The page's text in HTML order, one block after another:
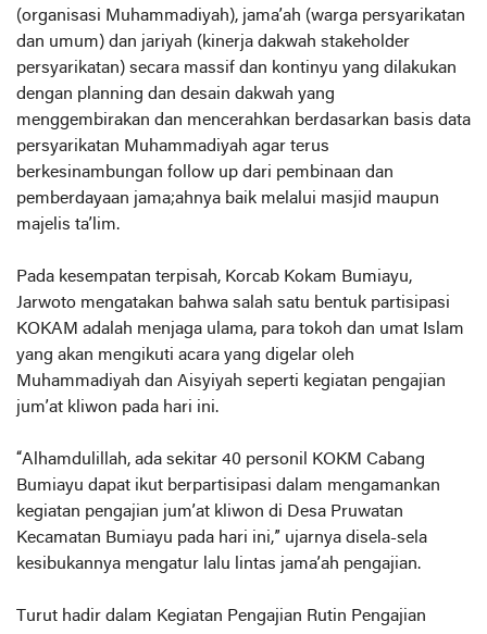
(organisasi Muhammadiyah), jama’ah (warga persyarikatan
dan umum) dan jariyah (kinerja dakwah stakeholder
persyarikatan) secara massif dan kontinyu yang dilakukan
dengan planning dan desain dakwah yang
menggembirakan dan mencerahkan berdasarkan basis data
persyarikatan Muhammadiyah agar terus
berkesinambungan follow up dari pembinaan dan
pemberdayaan jama;ahnya baik melalui masjid maupun
majelis ta’lim.
Pada kesempatan terpisah, Korcab Kokam Bumiayu,
Jarwoto mengatakan bahwa salah satu bentuk partisipasi
KOKAM adalah menjaga ulama, para tokoh dan umat Islam
yang akan mengikuti acara yang digelar oleh
Muhammadiyah dan Aisyiyah seperti kegiatan pengajian
jum’at kliwon pada hari ini.
“Alhamdulillah, ada sekitar 40 personil KOKM Cabang
Bumiayu dapat ikut berpartisipasi dalam mengamankan
kegiatan pengajian jum’at kliwon di Desa Pruwatan
Kecamatan Bumiayu pada hari ini,” ujarnya disela-sela
kesibukannya mengatur lalu lintas jama’ah pengajian.
Turut hadir dalam Kegiatan Pengajian Rutin Pengajian